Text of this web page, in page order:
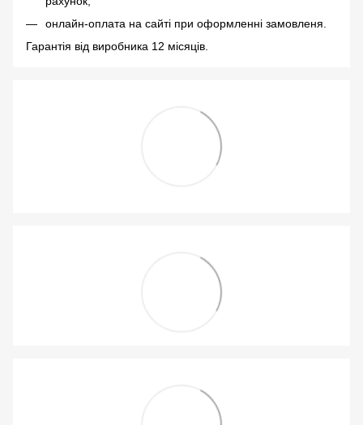
онлайн-оплата на сайті при оформленні замовленя.
Гарантія від виробника 12 місяців.